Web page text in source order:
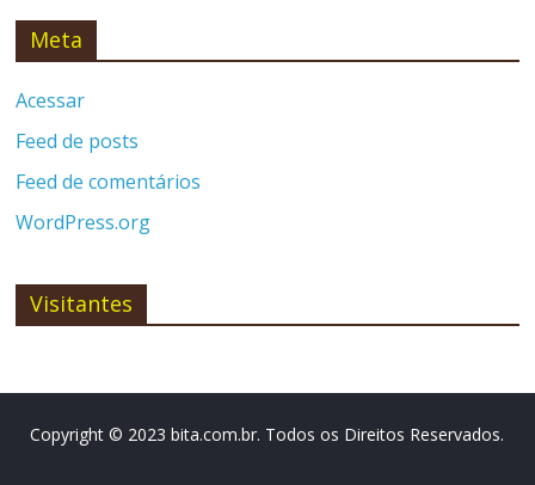
Meta
Acessar
Feed de posts
Feed de comentários
WordPress.org
Visitantes
Copyright © 2023 bita.com.br. Todos os Direitos Reservados.